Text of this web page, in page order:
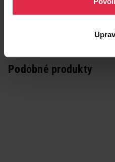
Podobné produkty